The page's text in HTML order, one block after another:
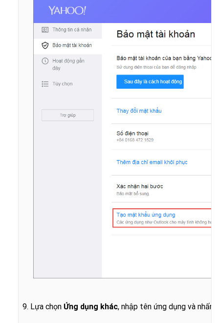
9. Lựa chọn Ứng dụng khác, nhập tên ứng dụng và nhấn